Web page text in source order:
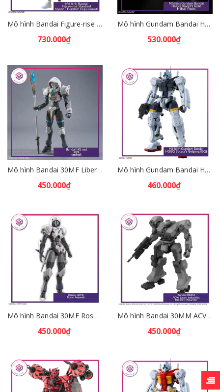
Mô hình Bandai Figure-rise Standard Nyaan - Gundam GQuuuuuuX [GDB] [FRS]
730.000₫
Mô hình Gundam Bandai HGGQ Xavier's Gyan Hakuji-Packs 1/144 [GDB] [BHG]
530.000₫
Mô hình Bandai 30MF Liber Wizard [GDB] [30MF]
450.000₫
Mô hình Gundam Bandai HGGQ Bocata's Gelgoog (GQ) 1/144 [GDB] [BHG]
460.000₫
Mô hình Bandai 30MF Rosan Assassin [GDB] [30MF]
450.000₫
Mô hình Bandai 30MM ACVI Balam Industries BD-011 Melander [GDB] [30MM]
450.000₫